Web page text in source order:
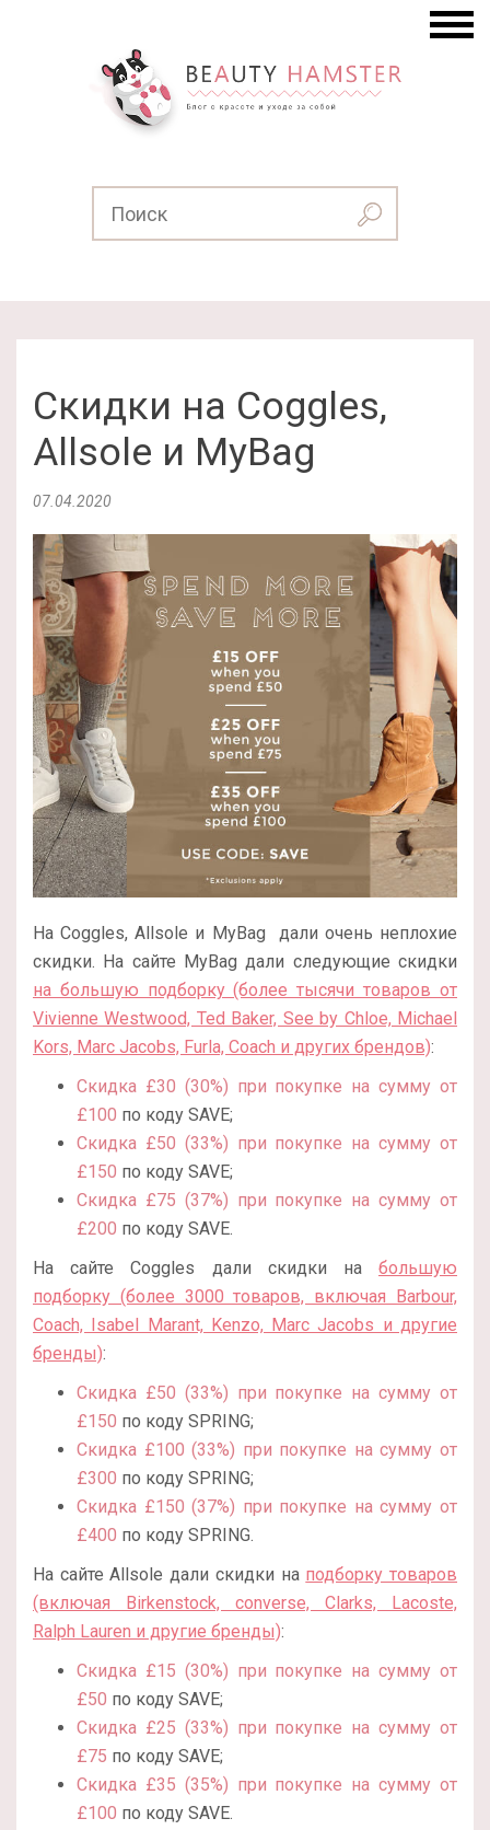
Скидки на Coggles,
Allsole и MyBag
07.04.2020
На Coggles, Allsole и MyBag дали очень неплохие
скидки. На сайте MyBag дали следующие скидки
на большую подборку (более тысячи товаров от
Vivienne Westwood, Ted Baker, See by Chloe, Michael
Kors, Marc Jacobs, Furla, Coach и других брендов):
Скидка £30 (30%) при покупке на сумму от
£100 по коду SAVE;
Скидка £50 (33%) при покупке на сумму от
£150 по коду SAVE;
Скидка £75 (37%) при покупке на сумму от
£200 по коду SAVE.
На сайте Coggles дали скидки на большую
подборку (более 3000 товаров, включая Barbour,
Coach, Isabel Marant, Kenzo, Marc Jacobs и другие
бренды):
Скидка £50 (33%) при покупке на сумму от
£150 по коду SPRING;
Скидка £100 (33%) при покупке на сумму от
£300 по коду SPRING;
Скидка £150 (37%) при покупке на сумму от
£400 по коду SPRING.
На сайте Allsole дали скидки на подборку товаров
(включая Birkenstock, converse, Clarks, Lacoste,
Ralph Lauren и другие бренды):
Скидка £15 (30%) при покупке на сумму от
£50 по коду SAVE;
Скидка £25 (33%) при покупке на сумму от
£75 по коду SAVE;
Скидка £35 (35%) при покупке на сумму от
£100 по коду SAVE.